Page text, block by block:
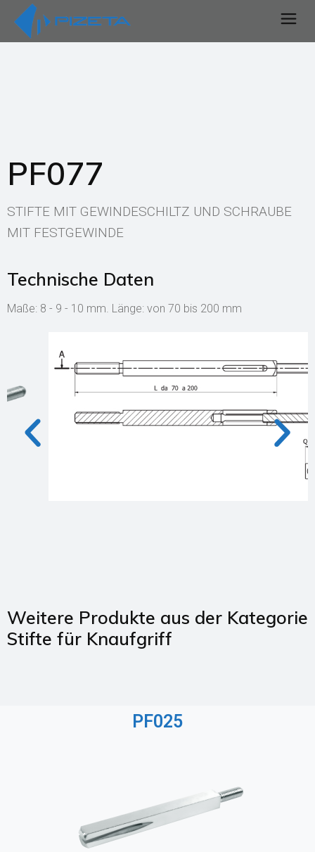
PF077
STIFTE MIT GEWINDESCHILTZ UND SCHRAUBE
MIT FESTGEWINDE
Technische Daten
Maße: 8 - 9 - 10 mm. Länge: von 70 bis 200 mm
Weitere Produkte aus der Kategorie
Stifte für Knaufgriff
PF025